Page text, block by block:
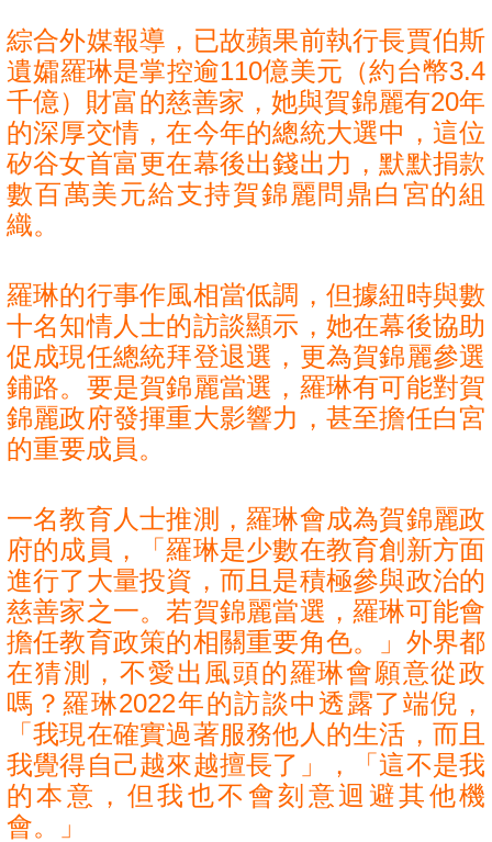
綜合外媒報導，已故蘋果前執行長賈伯斯
遺孀羅琳是掌控逾110億美元（約台幣3.4
千億）財富的慈善家，她與賀錦麗有20年
的深厚交情，在今年的總統大選中，這位
矽谷女首富更在幕後出錢出力，默默捐款
數百萬美元給支持賀錦麗問鼎白宮的組
織。
羅琳的行事作風相當低調，但據紐時與數
十名知情人士的訪談顯示，她在幕後協助
促成現任總統拜登退選，更為賀錦麗參選
鋪路。要是賀錦麗當選，羅琳有可能對賀
錦麗政府發揮重大影響力，甚至擔任白宮
的重要成員。
一名教育人士推測，羅琳會成為賀錦麗政
府的成員，「羅琳是少數在教育創新方面
進行了大量投資，而且是積極參與政治的
慈善家之一。若賀錦麗當選，羅琳可能會
擔任教育政策的相關重要角色。」外界都
在猜測，不愛出風頭的羅琳會願意從政
嗎？羅琳2022年的訪談中透露了端倪，
「我現在確實過著服務他人的生活，而且
我覺得自己越來越擅長了」，「這不是我
的本意，但我也不會刻意迴避其他機
會。」